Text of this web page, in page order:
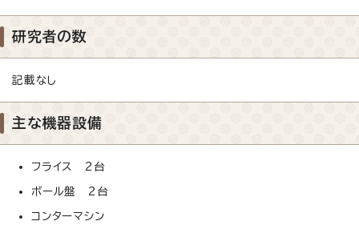
研究者の数
記載なし
主な機器設備
フライス 2台
ボール盤 2台
コンターマシン